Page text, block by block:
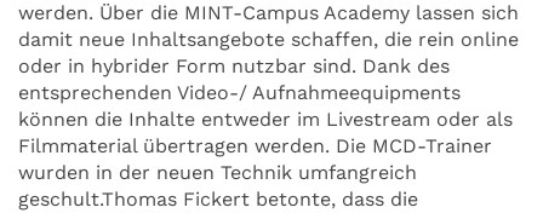
werden. Über die MINT-Campus Academy lassen sich
damit neue Inhaltsangebote schaffen, die rein online
oder in hybrider Form nutzbar sind. Dank des
entsprechenden Video-/ Aufnahmeequipments
können die Inhalte entweder im Livestream oder als
Filmmaterial übertragen werden. Die MCD-Trainer
wurden in der neuen Technik umfangreich
geschult.Thomas Fickert betonte, dass die